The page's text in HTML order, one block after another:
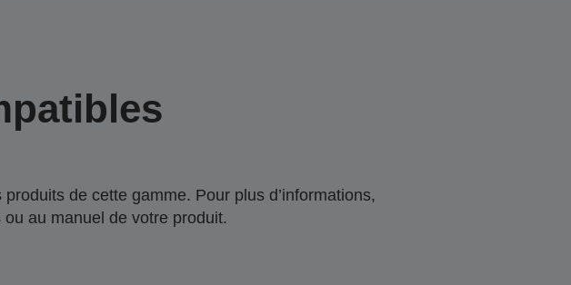
de cette gamme. Pour plus d’informations,
au manuel de votre produit.